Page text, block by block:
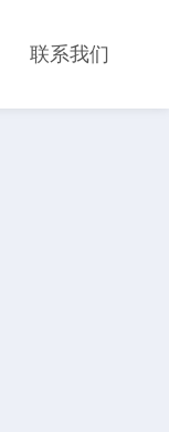
联系我们